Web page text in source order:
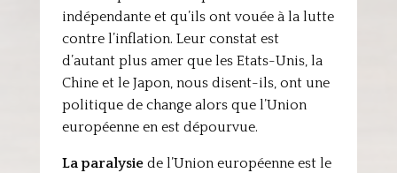
indépendante et qu’ils ont vouée à la lutte
contre l’inflation. Leur constat est
d’autant plus amer que les Etats-Unis, la
Chine et le Japon, nous disent-ils, ont une
politique de change alors que l’Union
européenne en est dépourvue.
La paralysiede l’Union européenne est le